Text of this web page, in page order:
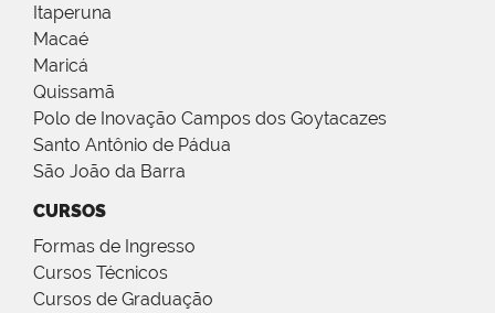
Itaperuna
Macaé
Maricá
Quissamã
Polo de Inovação Campos dos Goytacazes
Santo Antônio de Pádua
São João da Barra
CURSOS
Formas de Ingresso
Cursos Técnicos
Cursos de Graduação